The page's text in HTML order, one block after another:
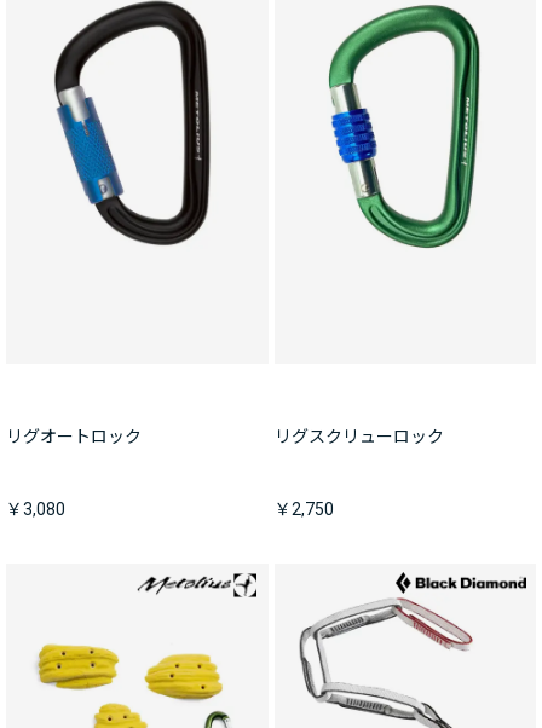
リグオートロック
￥3,080
リグスクリューロック
￥2,750